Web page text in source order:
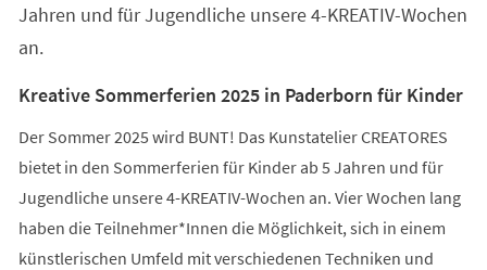
Jahren und für Jugendliche unsere 4-KREATIV-Wochen
an.
Kreative Sommerferien 2025 in Paderborn für Kinder
Der Sommer 2025 wird BUNT! Das Kunstatelier CREATORES
bietet in den Sommerferien für Kinder ab 5 Jahren und für
Jugendliche unsere 4-KREATIV-Wochen an. Vier Wochen lang
haben die Teilnehmer*Innen die Möglichkeit, sich in einem
künstlerischen Umfeld mit verschiedenen Techniken und